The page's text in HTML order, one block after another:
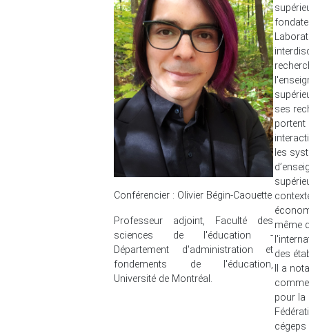
Conférencier : Olivier Bégin-Caouette
Professeur adjoint, Faculté des
sciences de l'éducation -
Département d'administration et
fondements de l'éducation,
Université de Montréal.
ses
portent
les
même
des
Il a
pour la